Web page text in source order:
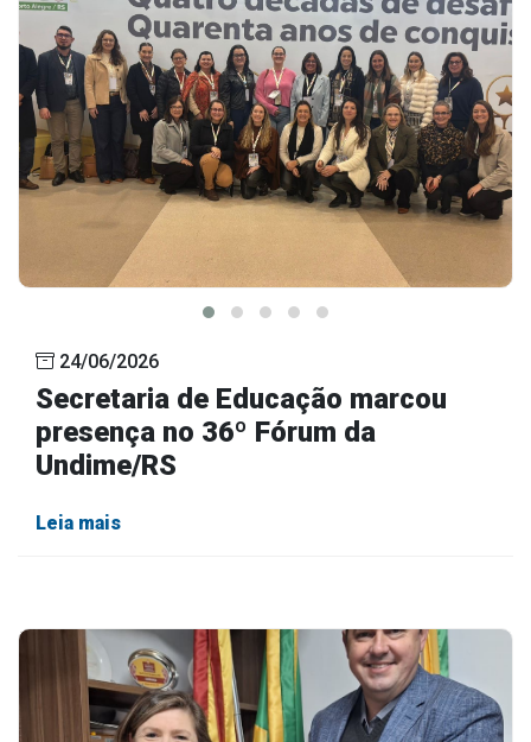
24/06/2026
Secretaria de Educação marcou
presença no 36º Fórum da
Undime/RS
Leia mais